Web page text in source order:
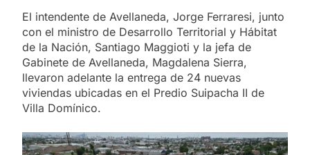
El intendente de Avellaneda, Jorge Ferraresi, junto
con el ministro de Desarrollo Territorial y Hábitat
de la Nación, Santiago Maggioti y la jefa de
Gabinete de Avellaneda, Magdalena Sierra,
llevaron adelante la entrega de 24 nuevas
viviendas ubicadas en el Predio Suipacha II de
Villa Domínico.